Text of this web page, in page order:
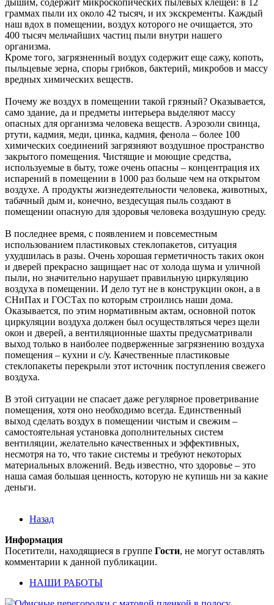
дышим, содержит микроскопических пылевых клещей: в 12
граммах пыли их около 42 тысяч, и их экскременты. Каждый
наш вдох в помещении, воздух которого не очищается, это
400 тысяч мельчайших частиц пыли внутри нашего
организма.
Кроме того, загрязненный воздух содержит еще сажу, копоть,
пыльцевые зерна, споры грибков, бактерий, микробов и массу
вредных химических веществ.
Почему же воздух в помещении такой грязный? Оказывается,
само здание, да и предметы интерьера выделяют массу
опасных для организма человека веществ. Аэрозоли свинца,
ртути, кадмия, меди, цинка, кадмия, фенола – более 100
химических соединений загрязняют воздушное пространство
закрытого помещения. Чистящие и моющие средства,
используемые в быту, тоже очень опасны – концентрация их
испарений в помещении в 1000 раз больше чем на открытом
воздухе. А продукты жизнедеятельности человека, животных,
табачный дым и, конечно, вездесущая пыль создают в
помещении опасную для здоровья человека воздушную среду.
В последнее время, с появлением и повсеместным
использованием пластиковых стеклопакетов, ситуация
ухудшилась в разы. Очень хорошая герметичность таких окон
и дверей прекрасно защищает нас от холода шума и уличной
пыли, но значительно нарушает правильную циркуляцию
воздуха в помещении. И дело тут не в конструкции окон, а в
СНиПах и ГОСТах по которым строились наши дома.
Оказывается, по этим нормативным актам, основной поток
циркуляции воздуха должен был осуществляться через щели
окон и дверей, а вентиляционные шахты предусматривали
выход только в наиболее подверженные загрязнению воздуха
помещения – кухни и с/у. Качественные пластиковые
стеклопакеты перекрыли этот источник поступления свежего
воздуха.
В этой ситуации не спасает даже регулярное проветривание
помещения, хотя оно необходимо всегда. Единственный
выход сделать воздух в помещении чистым и свежим –
самостоятельная установка дополнительных систем
вентиляции, желательно качественных и эффективных,
несмотря на то, что такие системы и требуют некоторых
материальных вложений. Ведь известно, что здоровье – это
наша самая большая ценность, которую не купишь ни за какие
деньги.
Назад
Информация
Посетители, находящиеся в группе Гости, не могут оставлять
комментарии к данной публикации.
НАШИ РАБОТЫ